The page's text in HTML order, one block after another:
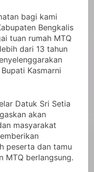
bagi kami
Bengkalis
tuan rumah MTQ
dari 13 tahun
Kasmarni
Datuk Sri Setia
akan
masyarakat
peserta dan tamu
MTQ berlangsung.